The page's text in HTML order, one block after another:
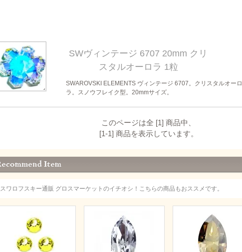
SWヴィンテージ 6707 20mm クリ
スタルオーロラ 1粒
SWAROVSKI ELEMENTS ヴィンテージ 6707。クリスタルオーロ
ラ。スノウフレイク型。20mmサイズ。
このページは全 [1] 商品中、
[1-1] 商品を表示しています。
スワロフスキー通販 グロスマーケットのイチオシ！こちらの商品もおススメです。